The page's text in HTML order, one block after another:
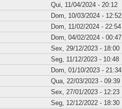
Qui, 11/04/2024 - 20:12
Dom, 10/03/2024 - 12:52
Dom, 11/02/2024 - 22:54
Dom, 04/02/2024 - 00:47
Sex, 29/12/2023 - 18:00
Seg, 11/12/2023 - 10:48
Dom, 01/10/2023 - 21:34
Qua, 22/03/2023 - 09:39
Sex, 27/01/2023 - 12:23
Seg, 12/12/2022 - 18:30